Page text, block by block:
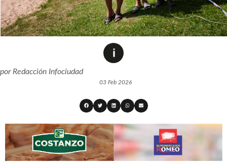
porRedacción Infociudad
03 Feb 2026